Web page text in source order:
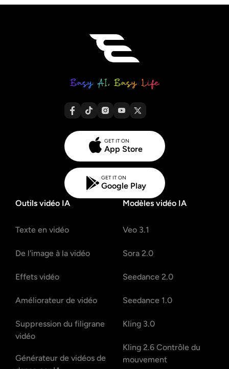
GET IT ON
App Store
GET IT ON
Google Play
Outils vidéo IA
Texte en vidéo
De l'image à la vidéo
Effets vidéo
Améliorateur de vidéo
Suppression du filigrane
vidéo
Générateur de vidéos de
Modèles vidéo IA
Veo 3.1
Sora 2.0
Seedance 2.0
Seedance 1.0
Kling 3.0
Kling 2.6 Contrôle du
mouvement